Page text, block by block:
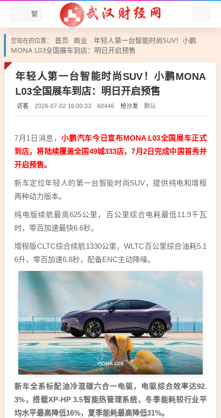
繁
您现在的位置： 首页 商业
年轻人第一台智能时尚SUV！小鹏
MONA L03全国展车到店：明日开启预售
年轻人第一台智能时尚SUV！小鹏MONA
L03全国展车到店：明日开启预售
访客 2026-07-02 16:00:33 60446 抢沙发 默认
7月1日消息，小鹏汽车今日宣布MONA L03全国展车正式
到店，将陆续覆盖全国49城333店，7月2日完成中国首秀并
开启预售。
新车定位年轻人的第一台智能时尚SUV，提供纯电和增程
两种动力版本。
纯电版续航最高625公里，百公里综合电耗最低11.9千瓦
时，零百加速最快6.6秒。
增程版CLTC综合续航1330公里，WLTC百公里综合油耗5.1
6升，零百加速6.8秒，配备ENC主动降噪。
新车全系标配油冷混碳六合一电驱，电驱综合效率达92.
3%，搭载XP-HP 3.5智能热管理系统，冬季能耗较行业平
均水平最高降低16%，夏季能耗最高降低31%。